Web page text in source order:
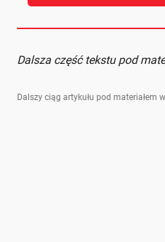
Dalsza część tekstu pod
Dalszy ciąg artykułu pod materiałem